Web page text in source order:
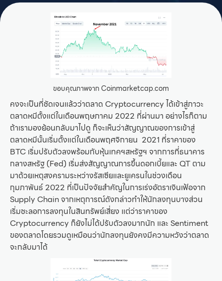
ขอบคุณภาพจาก Coinmarketcap.com
คงจะเป็นที่ชัดเจนแล้วว่าตลาด Cryptocurrency ได้เข้าสู่ภาวะ
ตลาดหมีตั้งแต่ในเดือนพฤษภาคม 2022 ที่ผ่านมา อย่างไรก็ตาม
ถ้าเรามองย้อนกลับมาไปดู ก็จะเห็นว่าสัญญาณของการเข้าสู่
ตลาดหมีนั้นเริ่มตั้งแต่ในเดือนพฤศจิกายน 2021 ที่ราคาของ
BTC เริ่มปรับตัวลงพร้อมกับหุ้นเทคฯสหรัฐฯ จากการที่ธนาคาร
กลางสหรัฐ (Fed) เริ่มส่งสัญญาณการขึ้นดอกเบี้ยและ QT ตาม
มาด้วยเหตุสงครามระหว่างรัสเซียและยูเครนในช่วงเดือน
กุมภาพันธ์ 2022 ที่เป็นปัจจัยสำคัญในการเร่งอัตราเงินเฟ้อจาก
Supply Chain จากเหตุการณ์ดังกล่าวทำให้นักลงทุนบางส่วน
เริ่มชะลอการลงทุนในสินทรัพย์เสี่ยง แต่ว่าราคาของ
Cryptocurrency ก็ยังไม่ได้ปรับตัวลงมากนัก และ Sentiment
ของตลาดโดยรวมดูเหมือนว่านักลงทุนยังคงมีความหวังว่าตลาด
จะกลับมาได้